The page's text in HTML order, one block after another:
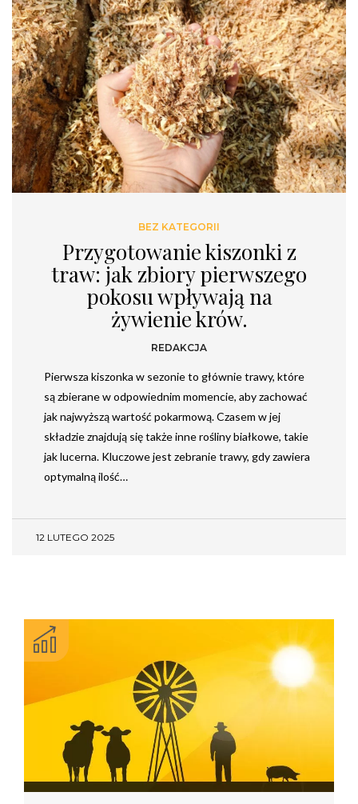
BEZ KATEGORII
Przygotowanie kiszonki z
traw: jak zbiory pierwszego
pokosu wpływają na
żywienie krów.
REDAKCJA
Pierwsza kiszonka w sezonie to głównie trawy, które
są zbierane w odpowiednim momencie, aby zachować
jak najwyższą wartość pokarmową. Czasem w jej
składzie znajdują się także inne rośliny białkowe, takie
jak lucerna. Kluczowe jest zebranie trawy, gdy zawiera
optymalną ilość…
12 LUTEGO 2025